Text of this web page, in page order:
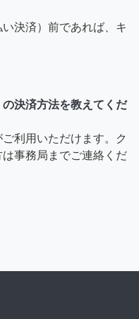
決済）前であれば、キ
決済方法を教えてくだ
利用いただけます。ク
事務局までご連絡くだ